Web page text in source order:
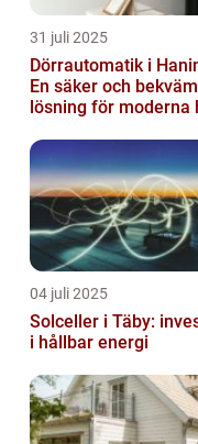
31 juli 2025
Dörrautomatik i
En säker och bekväm
lösning för moderna
04 juli 2025
Solceller i Täby:
i hållbar energi